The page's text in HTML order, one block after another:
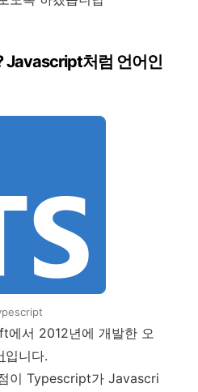
Javascript처럼 언어인
서 2012년에 개발한 오
입니다.
이 Typescript가 Javascri